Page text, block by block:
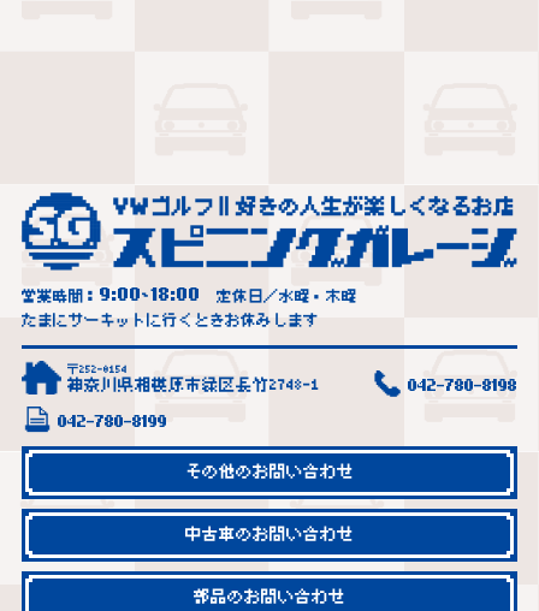
営業時間： 9:00~18:00
定休日／水曜・木曜
たまにサーキットに行くときお休みします
〒252-0154
神奈川県相模原市緑区長竹2748-1 042-780-8198
042-780-8199
その他のお問い合わせ
中古車のお問い合わせ
部品のお問い合わせ